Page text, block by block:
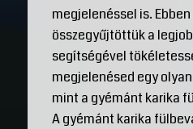
megjelenéssel is.
összegyűjtöttük a
segítségével
megjelenésed egy
mint a gyémánt karika
A gyémánt karika